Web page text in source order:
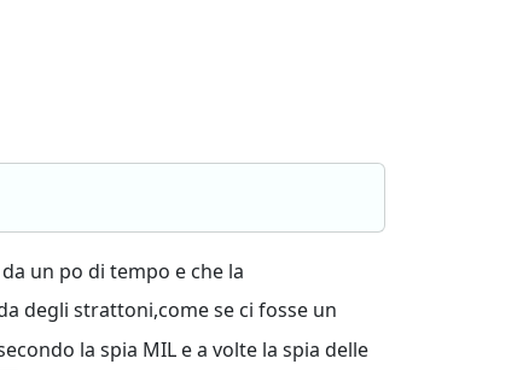
un po di tempo e che la
degli strattoni,come se ci fosse un
la spia MIL e a volte la spia delle